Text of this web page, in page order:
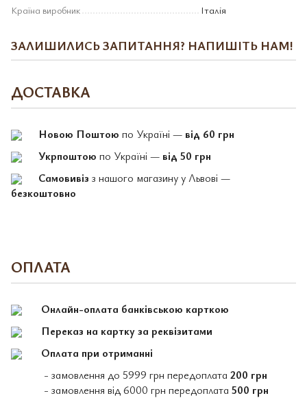
Країна виробник
Італія
ЗАЛИШИЛИСЬ ЗАПИТАННЯ? НАПИШІТЬ НАМ!
ДОСТАВКА
Новою Поштою по Україні — від 60 грн
Укрпоштою по Україні — від 50 грн
Самовивіз з нашого магазину у Львові —
безкоштовно
ОПЛАТА
Онлайн-оплата банківською карткою
Переказ на картку за реквізитами
Оплата при отриманні
- замовлення до 5999 грн передоплата 200 грн
- замовлення від 6000 грн передоплата 500 грн